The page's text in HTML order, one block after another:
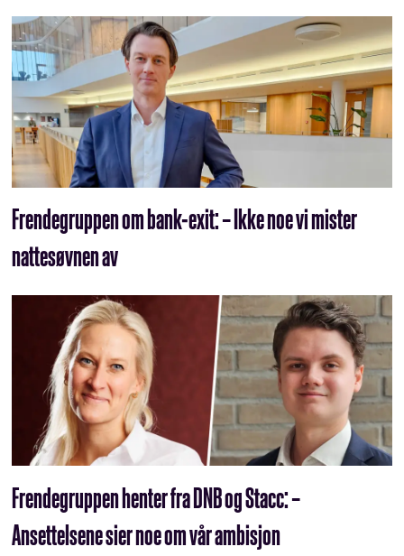
Frendegruppen om bank-exit: – Ikke noe vi mister
nattesøvnen av
Frendegruppen henter fra DNB og Stacc: –
Ansettelsene sier noe om vår ambisjon